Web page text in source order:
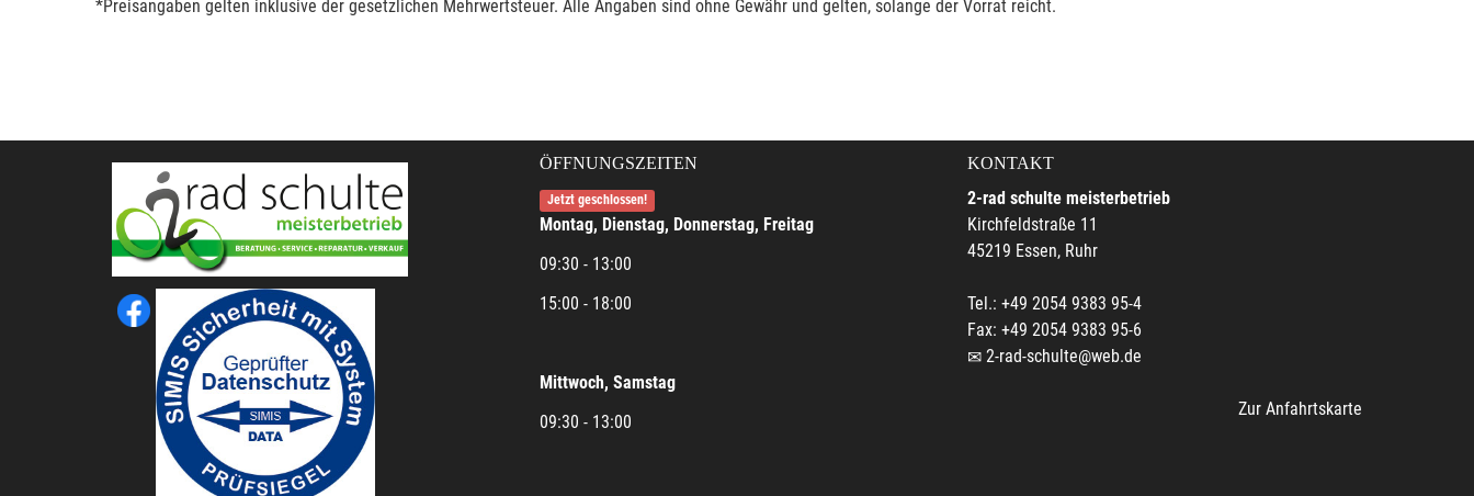
*Preisangaben gelten inklusive der gesetzlichen Mehrwertsteuer. Alle Angaben sind ohne Gewähr und gelten, solange der Vorrat reicht.
ÖFFNUNGSZEITEN
Jetzt geschlossen!
Montag, Dienstag, Donnerstag, Freitag
09:30 - 13:00
15:00 - 18:00
Mittwoch, Samstag
09:30 - 13:00
KONTAKT
2-rad schulte meisterbetrieb
Kirchfeldstraße 11
45219 Essen, Ruhr
Tel.: +49 2054 9383 95-4
Fax: +49 2054 9383 95-6
2-rad-schulte@web.de
Zur Anfahrtskarte